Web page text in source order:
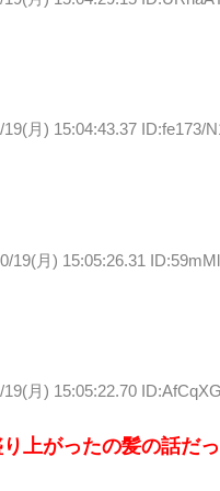
19(月) 15:04:43.37 ID:fe173/
19(月) 15:05:26.31
19(月) 15:05:22.70
上がったの髪の話だ